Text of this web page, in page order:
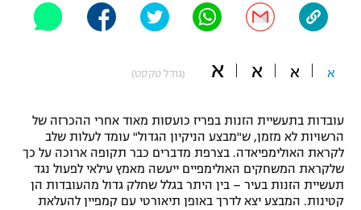
"מחצית בשכונה" – פודקאסט
משתתפים וזוכים בפרסים
תקנון משתתפים וזוכים בפרסים
תקנון עבור פעילות אלקטרה
תקנון עבור פעילות ספורט 1 – "מרלן"
טניס
גיימינג E-Sports
אופניים
ספורט מוטורי
פוטבול אמריקאי NFL
בייסבול MLB
א א א א (גודל טקסט)
עובדות בתעשיית הזנות בפריז כועסות מאוד אחרי ההכרזה של
הרשויות לא מזמן, ש"מבצע הניקיון הגדול" עומד לעלות שלב
לקראת האולימפיאדה. בצרפת מדברים כבר תקופה ארוכה על כך
שלקראת המשחקים האולימפיים ייעשה מאמץ עילאי לפעול נגד
תעשיית הזנות בעיר – בין היתר בגלל שחלק גדול מהעובדות הן
קטינות. המבצע יצא לדרך באופן תיאורטי עם קמפיין להעלאת